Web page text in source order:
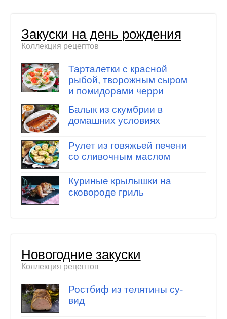
Закуски на день рождения
Коллекция рецептов
Тарталетки с красной
рыбой, творожным сыром
и помидорами черри
Балык из скумбрии в
домашних условиях
Рулет из говяжьей печени
со сливочным маслом
Куриные крылышки на
сковороде гриль
Новогодние закуски
Коллекция рецептов
Ростбиф из телятины су-
вид